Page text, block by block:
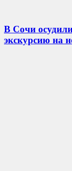
В Сочи
экскурсию на